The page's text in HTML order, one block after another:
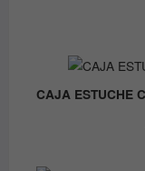
CAJA ESTUCHE